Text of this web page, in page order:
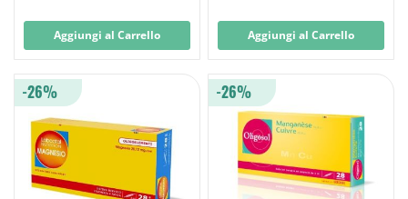
Aggiungi al Carrello Aggiungi al Carrello
-26% -26%